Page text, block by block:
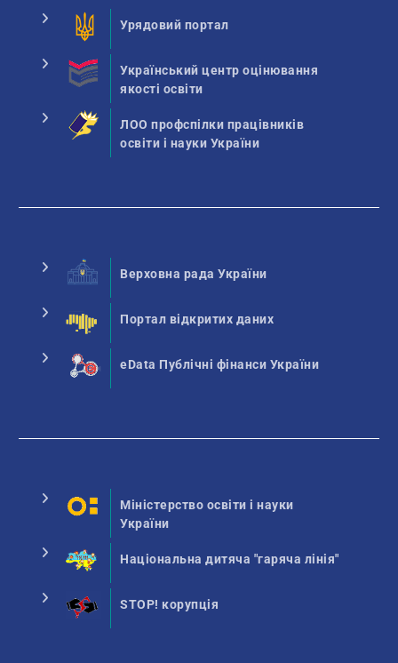
Урядовий портал
Український центр оцінювання
якості освіти
ЛОО профспілки працівників
освіти і науки України
Верховна рада України
Портал відкритих даних
eData Публічні фінанси України
Міністерство освіти і науки
України
Національна дитяча "гаряча лінія"
STOP! корупція